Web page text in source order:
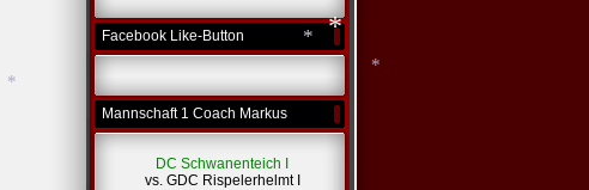
Facebook Like-Button
Mannschaft 1 Coach Markus
DC Schwanenteich I
vs. GDC Rispelerhelmt I
*
*
*